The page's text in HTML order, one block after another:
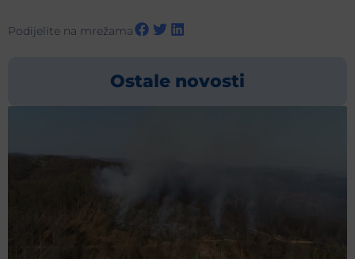
Podijelite na mrežama
Ostale novosti